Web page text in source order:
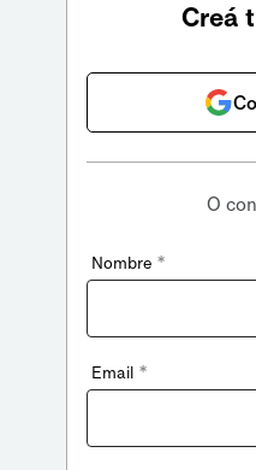
Creá
O
Nombre *
Email *